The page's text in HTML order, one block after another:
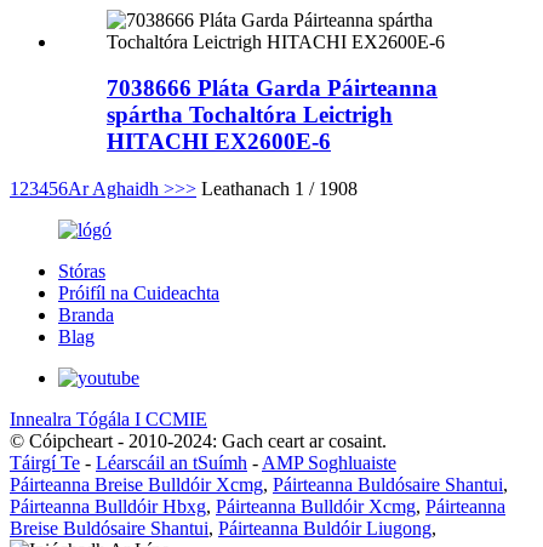
7038666 Pláta Garda Páirteanna
spártha Tochaltóra Leictrigh
HITACHI EX2600E-6
1 23456Ar Aghaidh >>> Leathanach 1 / 1908
Stóras
Próifíl na Cuideachta
Branda
Blag
Innealra Tógála I CCMIE
© Cóipcheart - 2010-2024: Gach ceart ar cosaint.
Táirgí Te - Léarscáil an tSuímh - AMP Soghluaiste
Páirteanna Breise Bulldóir Xcmg, Páirteanna Buldósaire Shantui,
Páirteanna Bulldóir Hbxg, Páirteanna Bulldóir Xcmg, Páirteanna
Breise Buldósaire Shantui, Páirteanna Buldóir Liugong,